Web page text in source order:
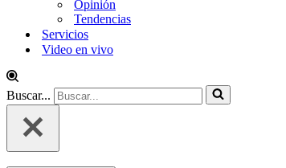
Opinión
Tendencias
Servicios
Video en vivo
Buscar...